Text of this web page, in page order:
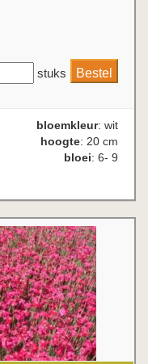
stuks
bloemkleur: wit
hoogte: 20 cm
bloei: 6- 9